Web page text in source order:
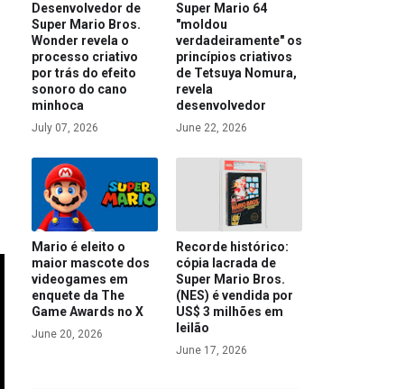
Desenvolvedor de
Super Mario Bros.
Wonder revela o
processo criativo
por trás do efeito
sonoro do cano
minhoca
July 07, 2026
Super Mario 64
"moldou
verdadeiramente" os
princípios criativos
de Tetsuya Nomura,
revela
desenvolvedor
June 22, 2026
Mario é eleito o
maior mascote dos
videogames em
enquete da The
Game Awards no X
June 20, 2026
Recorde histórico:
cópia lacrada de
Super Mario Bros.
(NES) é vendida por
US$ 3 milhões em
leilão
June 17, 2026